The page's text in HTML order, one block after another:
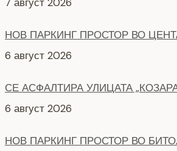
„СИЛНО СВЕТНАЛ ДЕН” ПО